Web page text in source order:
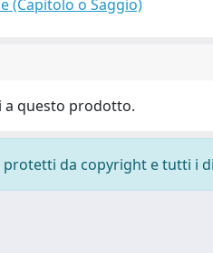
(Capitolo o Saggio)
a questo prodotto.
protetti da copyright e tutti i